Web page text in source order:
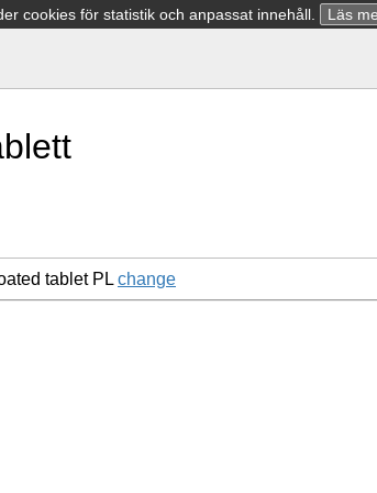
cookies för statistik och anpassat innehåll. Läs
tablet PL change